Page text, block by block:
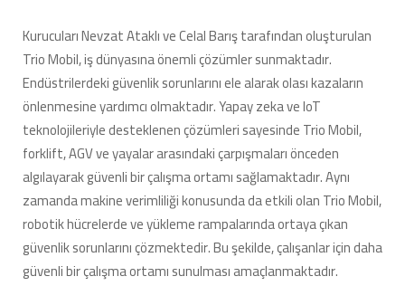
Kurucuları Nevzat Ataklı ve Celal Barış tarafından oluşturulan
Trio Mobil, iş dünyasına önemli çözümler sunmaktadır.
Endüstrilerdeki güvenlik sorunlarını ele alarak olası kazaların
önlenmesine yardımcı olmaktadır. Yapay zeka ve IoT
teknolojileriyle desteklenen çözümleri sayesinde Trio Mobil,
forklift, AGV ve yayalar arasındaki çarpışmaları önceden
algılayarak güvenli bir çalışma ortamı sağlamaktadır. Aynı
zamanda makine verimliliği konusunda da etkili olan Trio Mobil,
robotik hücrelerde ve yükleme rampalarında ortaya çıkan
güvenlik sorunlarını çözmektedir. Bu şekilde, çalışanlar için daha
güvenli bir çalışma ortamı sunulması amaçlanmaktadır.